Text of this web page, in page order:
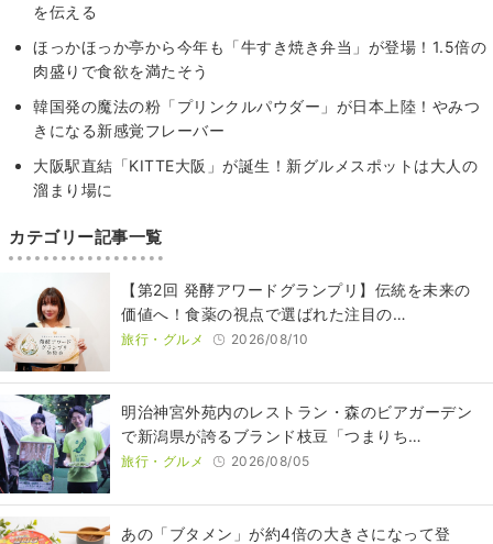
を伝える
ほっかほっか亭から今年も「牛すき焼き弁当」が登場！1.5倍の
肉盛りで食欲を満たそう
韓国発の魔法の粉「プリンクルパウダー」が日本上陸！やみつ
きになる新感覚フレーバー
大阪駅直結「KITTE大阪」が誕生！新グルメスポットは大人の
溜まり場に
カテゴリー記事一覧
【第2回 発酵アワードグランプリ】伝統を未来の
価値へ！食薬の視点で選ばれた注目の…
旅行・グルメ 2026/08/10
明治神宮外苑内のレストラン・森のビアガーデン
で新潟県が誇るブランド枝豆「つまりち…
旅行・グルメ 2026/08/05
あの「ブタメン」が約4倍の大きさになって登